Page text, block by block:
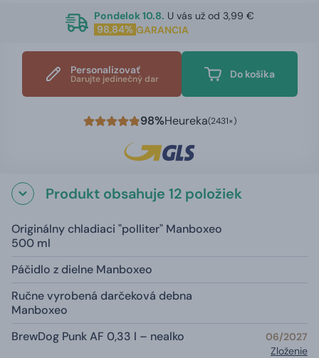
Pondelok 10.8. U vás už od 3,99 €
98,84% GARANCIA
Personalizovať
Darujte jedinečný dar Do košíka
98%Heureka(2431×)
Produkt obsahuje 12 položiek
Originálny chladiaci "polliter" Manboxeo
500 ml
Páčidlo z dielne Manboxeo
Ručne vyrobená darčeková debna
Manboxeo
BrewDog Punk AF 0,33 l – nealko
06/2027
Zloženie